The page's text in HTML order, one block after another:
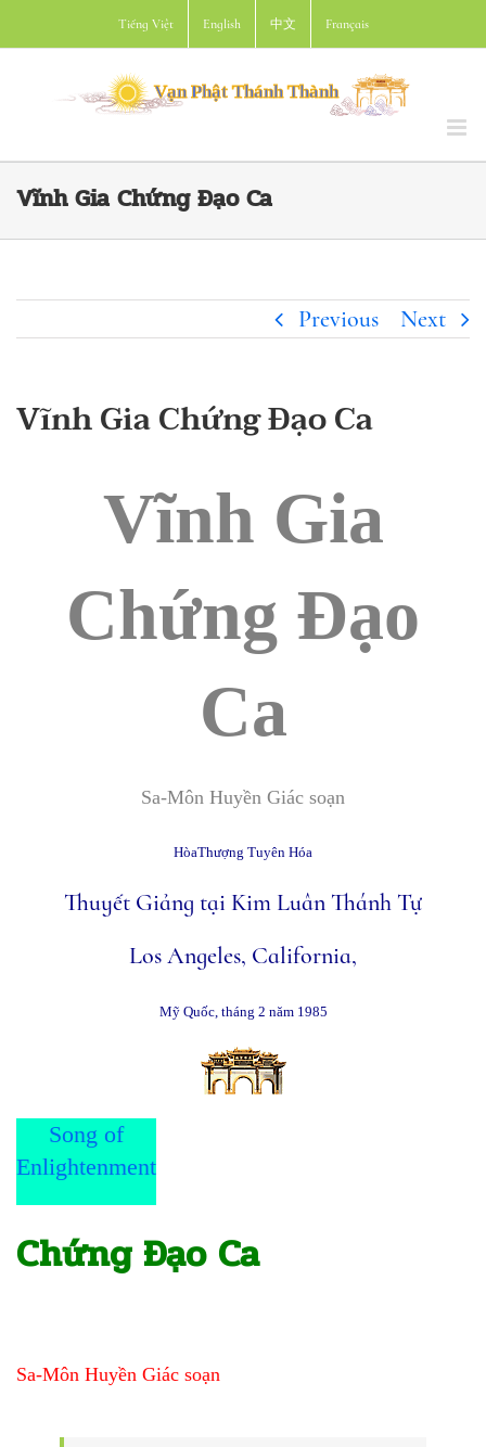
to
Tiếng Việt English 中文 Français
Vĩnh Gia Chứng Ðạo Ca
Previous Next
Vĩnh Gia Chứng Ðạo Ca
Vĩnh Gia
Chứng Ðạo
Ca
Sa-Môn Huyền Giác soạn
HòaThượng Tuyên Hóa
Thuyết Giảng tại Kim Luân Thánh Tự
Los Angeles, California,
Mỹ Quốc, tháng 2 năm 1985
Song of
Enlightenment
Chứng Đạo Ca
Sa-Môn Huyền Giác soạn